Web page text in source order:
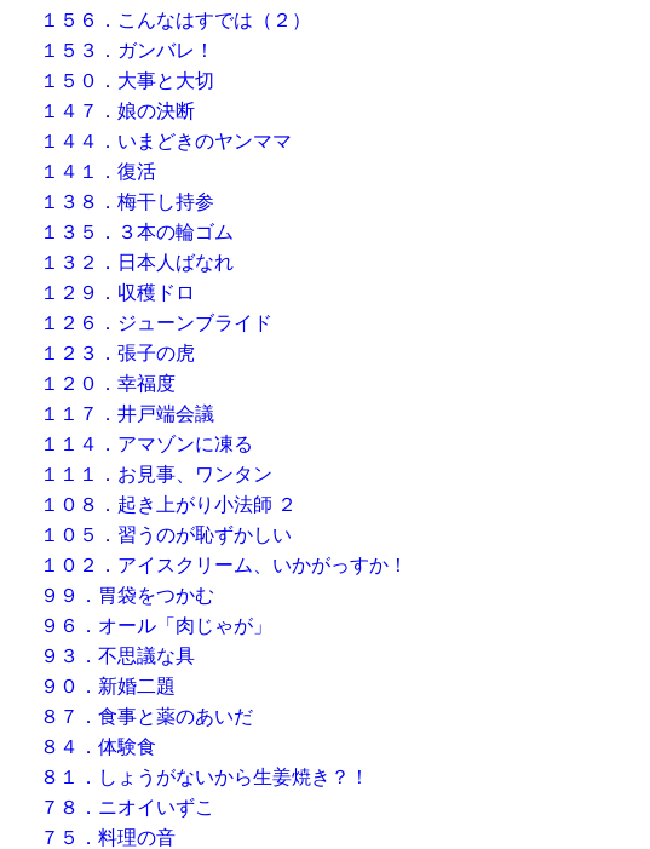
１５６．こんなはすでは（２）
１５３．ガンバレ！
１５０．大事と大切
１４７．娘の決断
１４４．いまどきのヤンママ
１４１．復活
１３８．梅干し持参
１３５．３本の輪ゴム
１３２．日本人ばなれ
１２９．収穫ドロ
１２６．ジューンブライド
１２３．張子の虎
１２０．幸福度
１１７．井戸端会議
１１４．アマゾンに凍る
１１１．お見事、ワンタン
１０８．起き上がり小法師 ２
１０５．習うのが恥ずかしい
１０２．アイスクリーム、いかがっすか！
９９．胃袋をつかむ
９６．オール「肉じゃが」
９３．不思議な具
９０．新婚二題
８７．食事と薬のあいだ
８４．体験食
８１．しょうがないから生姜焼き？！
７８．ニオイいずこ
７５．料理の音